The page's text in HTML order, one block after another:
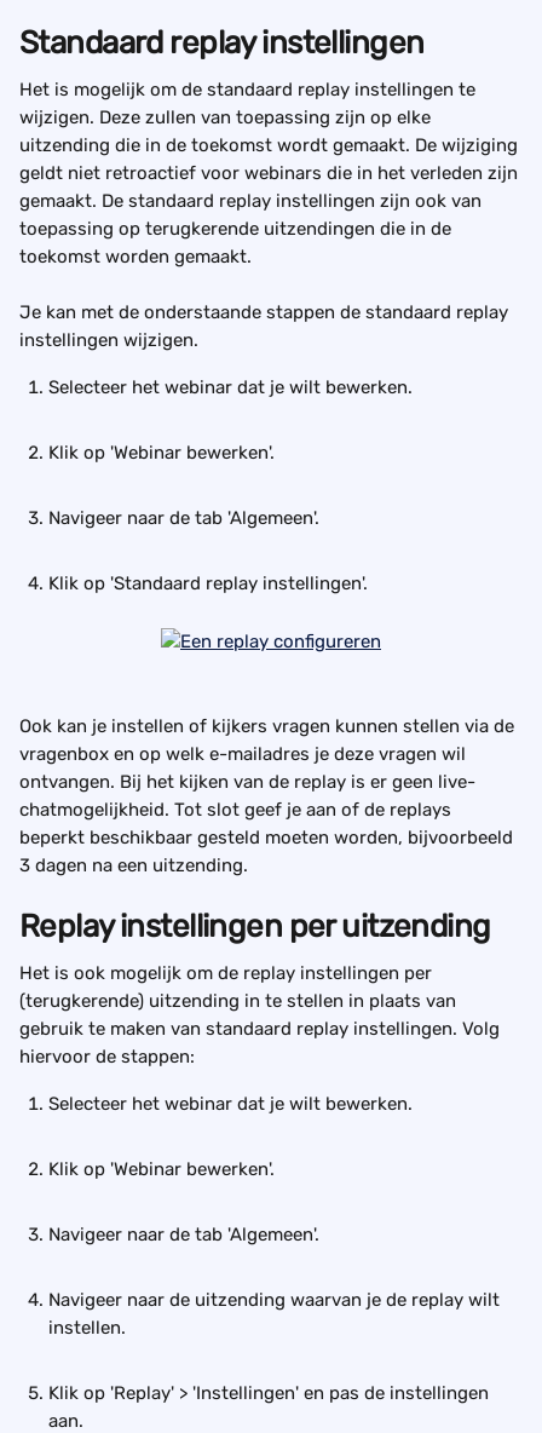
Standaard replay instellingen
Het is mogelijk om de standaard replay instellingen te
wijzigen. Deze zullen van toepassing zijn op elke
uitzending die in de toekomst wordt gemaakt. De wijziging
geldt niet retroactief voor webinars die in het verleden zijn
gemaakt. De standaard replay instellingen zijn ook van
toepassing op terugkerende uitzendingen die in de
toekomst worden gemaakt.
Je kan met de onderstaande stappen de standaard replay
instellingen wijzigen.
Selecteer het webinar dat je wilt bewerken.
Klik op 'Webinar bewerken'.
Navigeer naar de tab 'Algemeen'.
Klik op 'Standaard replay instellingen'.
Ook kan je instellen of kijkers vragen kunnen stellen via de
vragenbox en op welk e-mailadres je deze vragen wil
ontvangen. Bij het kijken van de replay is er geen live-
chatmogelijkheid. Tot slot geef je aan of de replays
beperkt beschikbaar gesteld moeten worden, bijvoorbeeld
3 dagen na een uitzending.
Replay instellingen per uitzending
Het is ook mogelijk om de replay instellingen per
(terugkerende) uitzending in te stellen in plaats van
gebruik te maken van standaard replay instellingen. Volg
hiervoor de stappen:
Selecteer het webinar dat je wilt bewerken.
Klik op 'Webinar bewerken'.
Navigeer naar de tab 'Algemeen'.
Navigeer naar de uitzending waarvan je de replay wilt
instellen.
Klik op 'Replay' > 'Instellingen' en pas de instellingen
aan.